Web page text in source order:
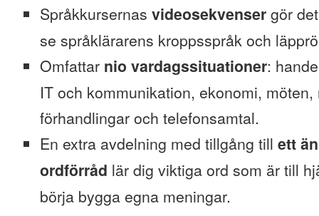
Språkkursernas videosekvenser gör
se språklärarens kroppsspråk och
Omfattar nio vardagssituationer:
IT och kommunikation, ekonomi, möten,
förhandlingar och telefonsamtal.
En extra avdelning med tillgång till ett
ordförråd lär dig viktiga ord som är till
börja bygga egna meningar.